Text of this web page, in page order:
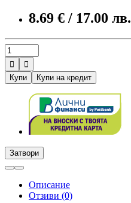
8.69 € / 17.00 лв.


Купи
Купи на кредит
Затвори
Описание
Отзиви (0)